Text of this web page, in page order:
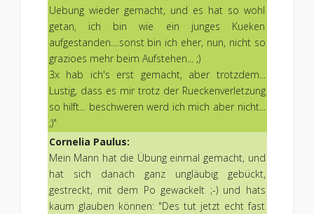
Uebung wieder gemacht, und es hat so wohl
getan, ich bin wie ein junges Kueken
aufgestanden....sonst bin ich eher, nun, nicht so
grazioes mehr beim Aufstehen... ;)
3x hab ich's erst gemacht, aber trotzdem...
Lustig, dass es mir trotz der Rueckenverletzung
so hilft... beschweren werd ich mich aber nicht...
;)"
Cornelia Paulus:
Mein Mann hat die Übung einmal gemacht, und
hat sich danach ganz ungläubig gebückt,
gestreckt, mit dem Po gewackelt ;-) und hats
kaum glauben können: "Des tut jetzt echt fast